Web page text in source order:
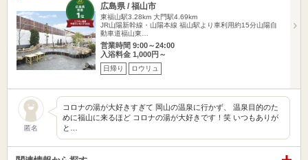
広島県 / 福山市
東福山駅3.28km 大門駅4.69km
JR山陽新幹線・山陽本線 福山駅より車利用約15分山陽自
動車道福山東…
営業時間 9:00～24:00
入浴料金 1,000円～
日帰り ロウリュ
匿名
コロナの湯が大好きすぎて 岡山の温泉に行かず、 温泉目的のた
めに福山に来るほど コロナの湯が大好きです！笑 いつもありが
と…